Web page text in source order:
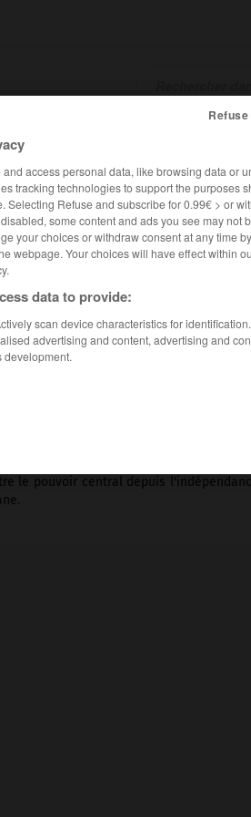
le pouvoir central depuis
access personal data, like browsing data or
tracking technologies to support the purposes
Selecting Refuse and subscribe for 0.99€ > or
some content and ads you see may not
your choices or withdraw consent at any time
webpage. Your choices will have effect within
data to provide:
scan device characteristics for
advertising and content, advertising and
development.